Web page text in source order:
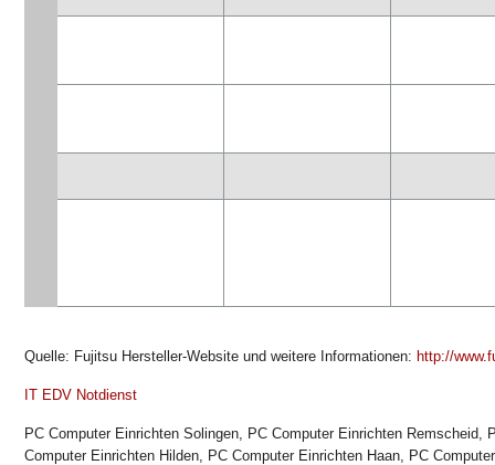
Quelle: Fujitsu Hersteller-Website und weitere Informationen: http://
IT EDV Notdienst
PC Computer Einrichten Solingen, PC Computer Einrichten Remscheid,
Computer Einrichten Hilden, PC Computer Einrichten Haan, PC